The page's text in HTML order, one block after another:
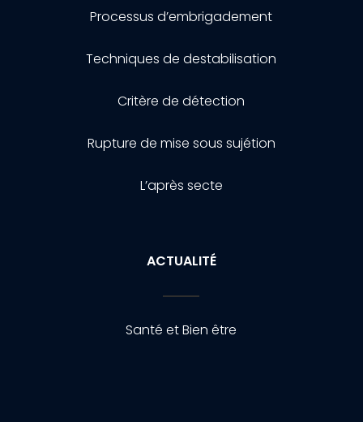
Processus d’embrigadement
Techniques de destabilisation
Critère de détection
Rupture de mise sous sujétion
L’après secte
ACTUALITÉ
Santé et Bien être